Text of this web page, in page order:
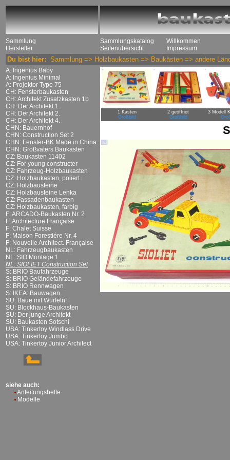
Sammlung
Hersteller
Sammlungskatalog
Seitenübersicht
Willkommen
Impressum
Du bist hier: Sammlung => Holzbaukasten => Baukästen => andere
A: Ingenius Baby
A: Ingenius Minimal
A: Projektor Type 75
CH: Fensterbaukasten
CH: Architekt Zusatzkasten 1b
CH: Der Architekt 1.
CH: Der Architekt 2.
CH: Der Architekt 4.
CHN: Bauernhof
CHN: Construction Set 2
CHN: Fenster-BK Made in China
CHN: Großvaters Baukasten
CZ: Baukasten 11402
CZ: For young constructer
CZ: Fahrzeug-Holzbaukasten
CZ: Holzbaukasten, poliert
CZ: Holzbausteine
CZ: Holzbausteine Lenka
CZ: Fassadenbaukasten
CZ: Holzbaukasten, farbig
F: ARCADO-Baukasten Nr. 2
F: Architecture Française
F: Chalet Suisse
F: Maison Forestiére Nr. 4
F: Nouvelle Architect. Française
NL: Fahrzeugbaukasten
NL: SIO Montage 1
NL: SIOLIET Construction Set
S: BRIO Baufahrzeuge
S: BRIO Geländefahrzeuge
S: BRIO Rennwagen
S: IKEA: Bauwagen
SU: Baue mit Würfeln!
SU: Blockhaus-Baukasten
SU: Der junge Architekt
SU: Baukasten Sotschi
USA: Tinkertoy Windlass Drive
USA: Tinkertoy Jumbo
USA: Tinkertoy Junior Architect
siehe auch:
Anleitungshefte
Modelle
1 Kasten
Großbild
2 geöffnet
Großbild
3 Modell